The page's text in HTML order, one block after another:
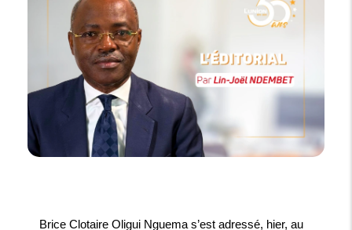
Brice Clotaire Oligui Nguema s’est adressé, hier, au